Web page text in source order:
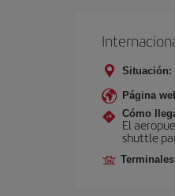
Situación:
Página
Cómo
El
shuttle